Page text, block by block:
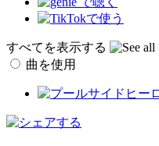
すべてを表示する
曲を使用